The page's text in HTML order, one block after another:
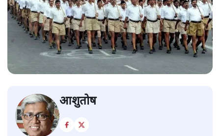
आशुतोष